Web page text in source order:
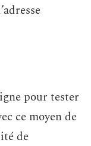
pour tester
ce moyen de
de